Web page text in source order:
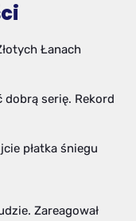
Łanach
dobrą serię. Rekord
płatka śniegu
Zareagował